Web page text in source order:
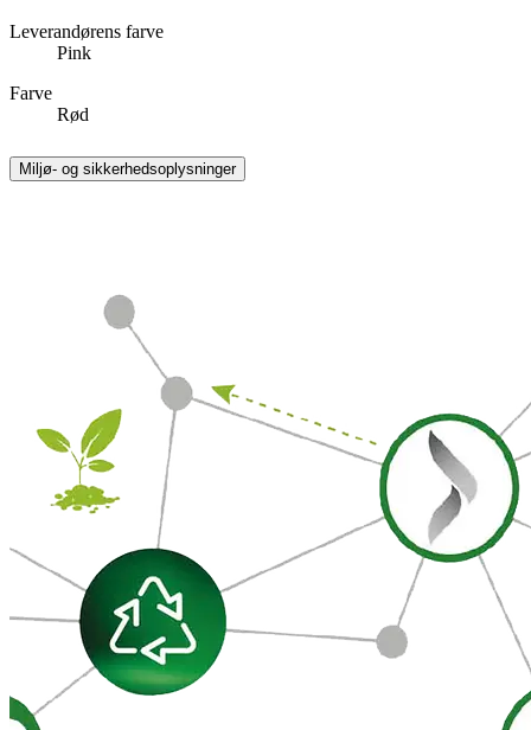
Leverandørens farve
Pink
Farve
Rød
Miljø- og sikkerhedsoplysninger